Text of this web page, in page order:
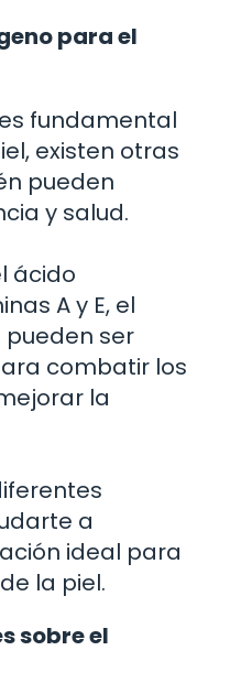
para el
fundamental
existen otras
pueden
y salud.
ácido
A y E, el
pueden ser
combatir los
la
a
ideal para
la piel.
sobre el